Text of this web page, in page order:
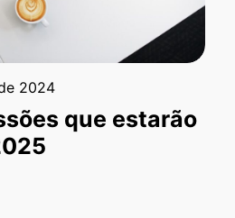
2024
que estarão